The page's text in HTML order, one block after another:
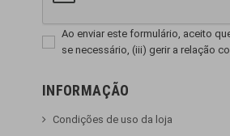
Ao enviar este formulário, aceito
se necessário, (iii) gerir a relação
INFORMAÇÃO
Condições de uso da loja